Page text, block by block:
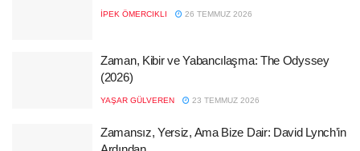
İPEK ÖMERCIKLI 26 TEMMUZ 2026
Zaman, Kibir ve Yabancılaşma: The Odyssey
(2026)
YAŞAR GÜLVEREN 23 TEMMUZ 2026
Zamansız, Yersiz, Ama Bize Dair: David Lynch’in